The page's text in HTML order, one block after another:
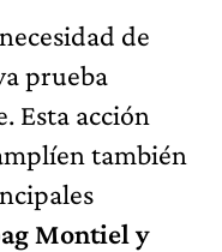
de
prueba
Esta acción
también
Montiel y